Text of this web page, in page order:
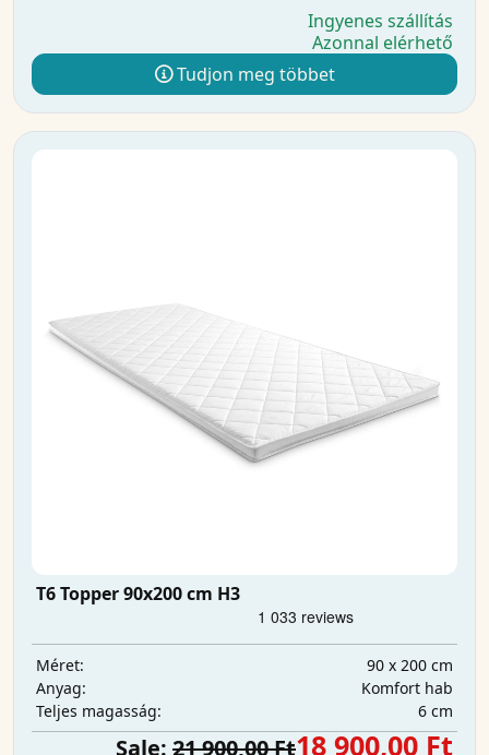
Ingyenes szállítás
Azonnal elérhető
Tudjon meg többet
T6 Topper 90x200 cm H3
Méret:
90 x 200 cm
Anyag:
Komfort hab
Teljes magasság:
6 cm
Sale: 21 900,00 Ft18 900,00 Ft